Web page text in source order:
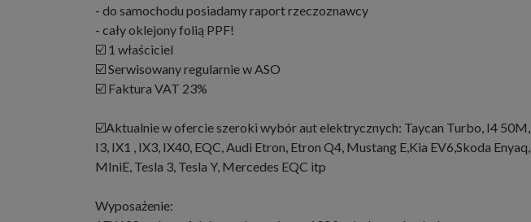
- do samochodu posiadamy raport rzeczoznawcy
- cały oklejony folią PPF!
☑️ 1 właściciel
☑️ Serwisowany regularnie w ASO
☑️ Faktura VAT 23%
☑️Aktualnie w ofercie szeroki wybór aut elektrycznych: Taycan Turbo, I4 50M,
I3, IX1 , IX3, IX40, EQC, Audi Etron, Etron Q4, Mustang E,Kia EV6,Skoda Enyaq,
MIniE, Tesla 3, Tesla Y, Mercedes EQC itp
Wyposażenie: